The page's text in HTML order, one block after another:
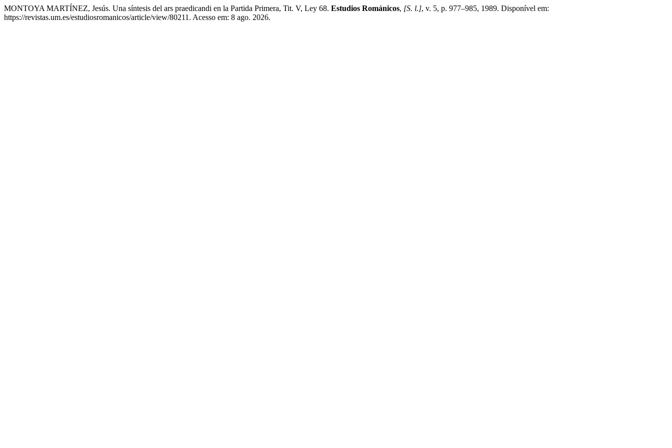
MONTOYA MARTÍNEZ, Jesús. Una síntesis del ars praedicandi en la Partida Primera, Tit. V, Ley 68. Estudios Románicos, [S. l.], v. 5, p. 977–985, 1989. Disponível em:
https://revistas.um.es/estudiosromanicos/article/view/80211. Acesso em: 8 ago. 2026.